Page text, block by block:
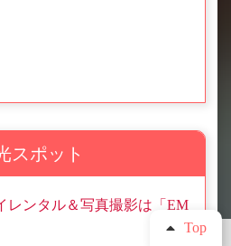
スポット
レンタル＆写真撮影は「EM
Top